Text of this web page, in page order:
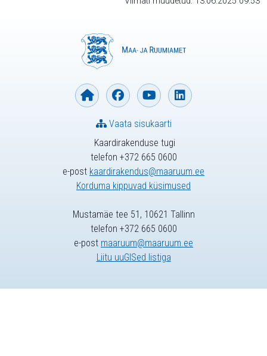
Kaardirakenduse tugi
telefon +372 665 0600
e-post kaardirakendus@maaruum.ee
Korduma kippuvad küsimused
Vaata sisukaarti
Mustamäe tee 51, 10621 Tallinn
telefon +372 665 0600
e-post maaruum@maaruum.ee
Liitu uuGISed listiga